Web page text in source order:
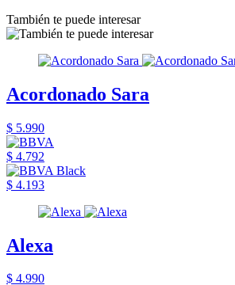
También te puede interesar
Acordonado Sara
$ 5.990
$ 4.792
$ 4.193
Alexa
$ 4.990